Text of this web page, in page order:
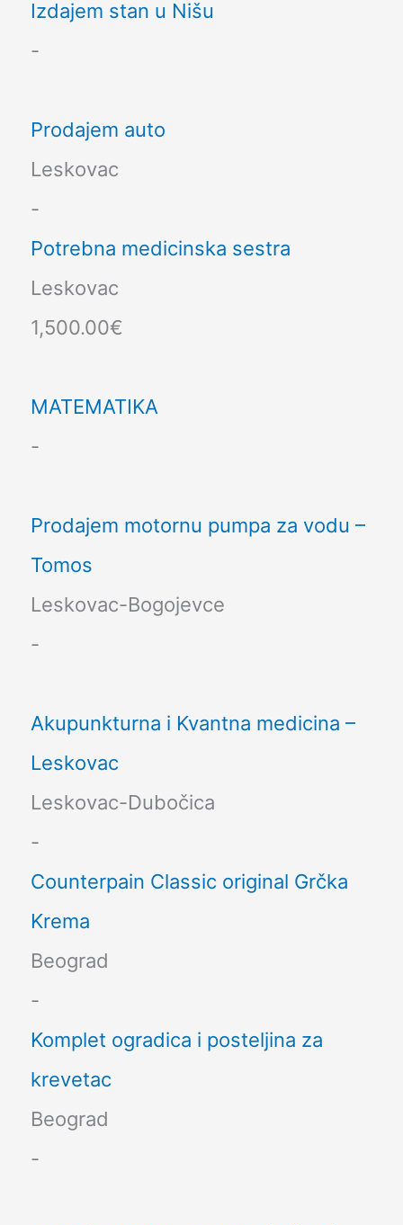
Izdajem stan u Nišu
-
Prodajem auto
Leskovac
-
Potrebna medicinska sestra
Leskovac
1,500.00€
MATEMATIKA
-
Prodajem motornu pumpa za vodu –
Tomos
Leskovac-Bogojevce
-
Akupunkturna i Kvantna medicina –
Leskovac
Leskovac-Dubočica
-
Counterpain Classic original Grčka
Krema
Beograd
-
Komplet ogradica i posteljina za
krevetac
Beograd
-